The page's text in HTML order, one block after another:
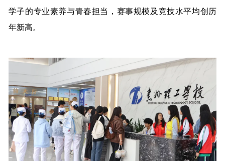
学子的专业素养与青春担当，赛事规模及竞技水平均创历
年新高。